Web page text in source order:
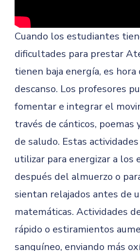
Cuando los estudiantes
dificultades para prestar
tienen baja energía, es
descanso. Los profesores
fomentar e integrar el
través de cánticos, poemas
de saludo. Estas
utilizar para energizar a los
después del almuerzo o
sientan relajados antes de
matemáticas. Actividades
rápido o estiramientos
sanguíneo, enviando más